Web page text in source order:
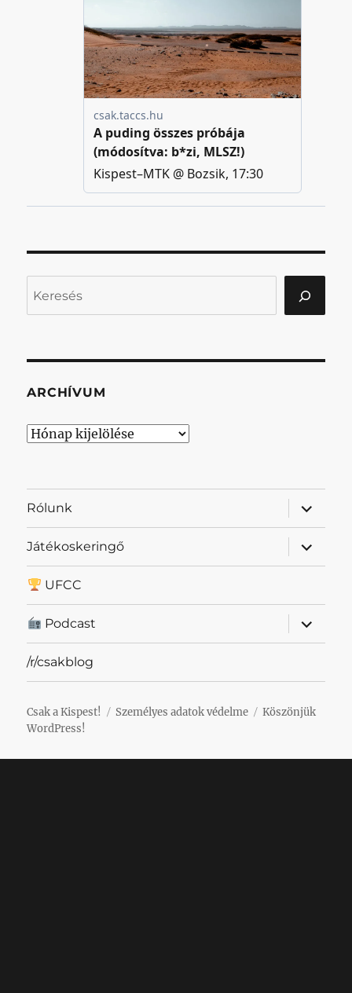
ARCHÍVUM
Archívum
Rólunk
almenü
Játékoskeringő
almenü
UFCC
Podcast
almenü
/r/csakblog
Csak a Kispest! Személyes adatok védelme
Köszönjük
WordPress!